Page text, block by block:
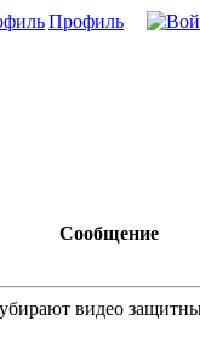
Профиль
Сообщение
видео